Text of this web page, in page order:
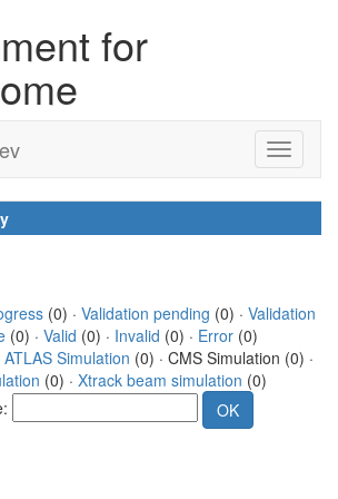
for
(0) · Validation pending (0) · Validation
(0) · Valid (0) · Invalid (0) · Error (0)
ATLAS Simulation (0) · CMS Simulation (0) ·
(0) · Xtrack beam simulation (0)